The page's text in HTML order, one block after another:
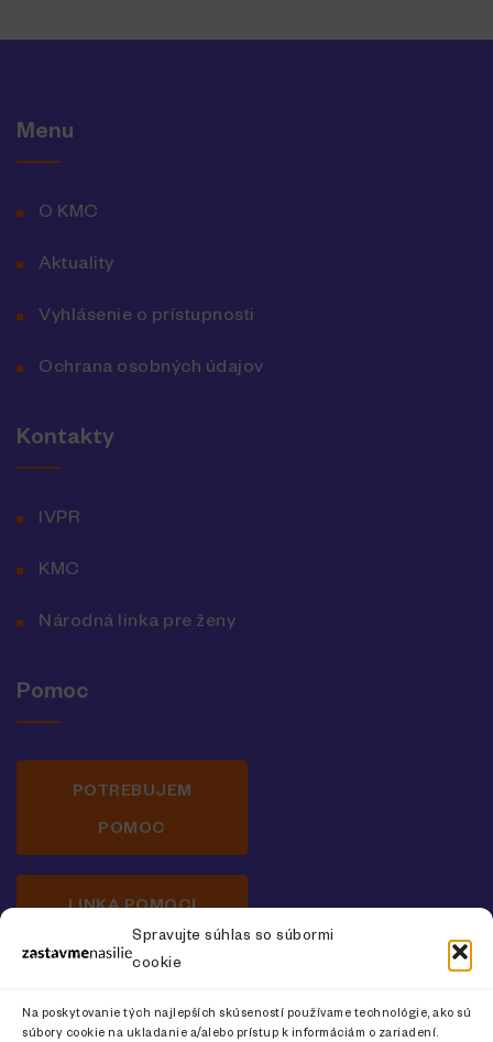
Spravujte súhlas so súbormi
cookie
Na poskytovanie tých najlepších skúseností používame technológie, ako sú
súbory cookie na ukladanie a/alebo prístup k informáciám o zariadení.
Menu
O KMC
Aktuality
Vyhlásenie o prístupnosti
Ochrana osobných údajov
Kontakty
IVPR
KMC
Národná linka pre ženy
Pomoc
POTREBUJEM
POMOC
LINKA POMOCI
Newsletter o prevencii násilia na ženách